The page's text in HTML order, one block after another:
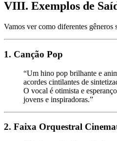
VIII. Exemplos de
Vamos ver como diferentes gêneros
1. Canção Pop
“Um hino pop brilhante e
acordes cintilantes de
O vocal é otimista e
jovens e inspiradoras.”
2. Faixa Orquestral